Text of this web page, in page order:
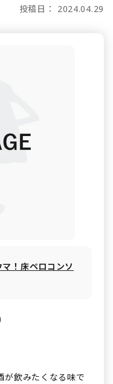
投稿日： 2024.04.29
！床ペロコンソ
が飲みたくなる味で